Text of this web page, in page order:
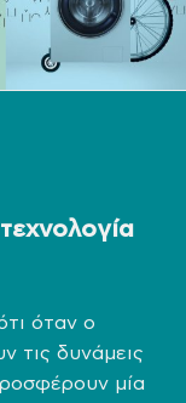
όταν ο
τις δυνάμεις
μία